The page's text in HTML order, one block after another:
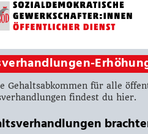
Gehaltsabkommen für alle
findest du hier.